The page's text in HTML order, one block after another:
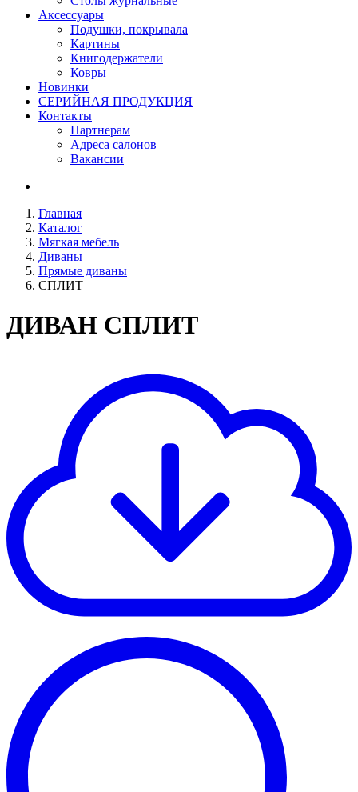
Аксессуары
Подушки, покрывала
Картины
Книгодержатели
Ковры
Новинки
СЕРИЙНАЯ ПРОДУКЦИЯ
Контакты
Партнерам
Адреса салонов
Вакансии
Главная
Каталог
Мягкая мебель
Диваны
Прямые диваны
СПЛИТ
ДИВАН СПЛИТ